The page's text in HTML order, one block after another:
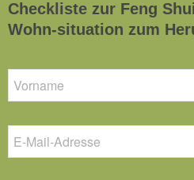
Checkliste zur Feng
Wohn-situation zum